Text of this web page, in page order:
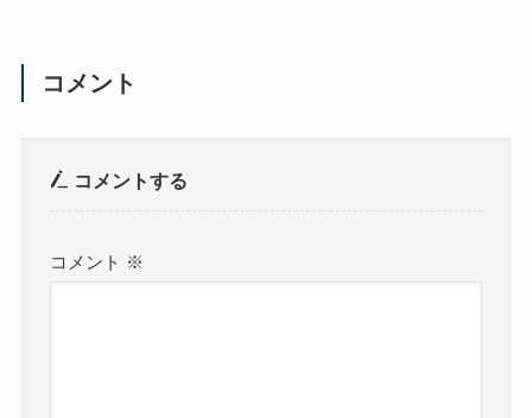
コメント
コメントする
コメント ※